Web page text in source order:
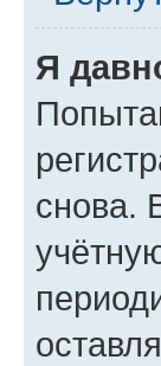
Я
снова.